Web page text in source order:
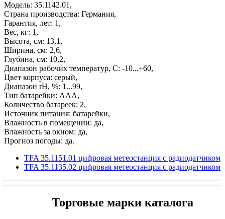
Модель: 35.1142.01,
Страна производства: Германия,
Гарантия, лет: 1,
Вес, кг: 1,
Высота, см: 13,1,
Ширина, см: 2,6,
Глубина, см: 10,2,
Диапазон рабочих температур, С: -10...+60,
Цвет корпуса: серый,
Диапазон rH, %: 1...99,
Тип батарейки: ААА,
Количество батареек: 2,
Источник питания: батарейки,
Влажность в помещении: да,
Влажность за окном: да,
Прогноз погоды: да.
TFA 35.1151.01 цифровая метеостанция с радиодатчиком
TFA 35.1135.02 цифровая метеостанция с радиодатчиком
Торговые марки каталога